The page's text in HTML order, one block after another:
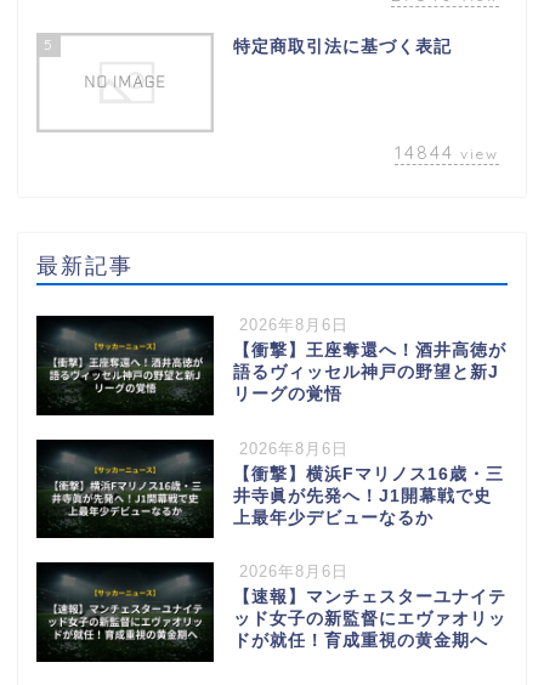
5 特定商取引法に基づく表記
14844 view
最新記事
2026年8月6日
【衝撃】王座奪還へ！酒井高徳が
語るヴィッセル神戸の野望と新J
リーグの覚悟
2026年8月6日
【衝撃】横浜Fマリノス16歳・三
井寺眞が先発へ！J1開幕戦で史
上最年少デビューなるか
2026年8月6日
【速報】マンチェスターユナイテ
ッド女子の新監督にエヴァオリッ
ドが就任！育成重視の黄金期へ